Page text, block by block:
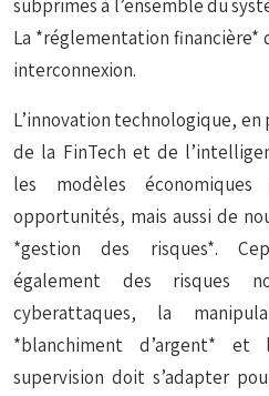
subprimes à l’ensemble du
La *réglementation
interconnexion.
L’innovation technologique,
de la FinTech et de
les modèles
opportunités, mais aussi de
*gestion des risques*.
également des risques
cyberattaques, la
*blanchiment d’argent* et
supervision doit s’adapter